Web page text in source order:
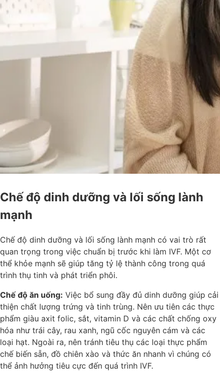
Chế độ dinh dưỡng và lối sống lành
mạnh
Chế độ dinh dưỡng và lối sống lành mạnh có vai trò rất
quan trọng trong việc chuẩn bị trước khi làm IVF. Một cơ
thể khỏe mạnh sẽ giúp tăng tỷ lệ thành công trong quá
trình thụ tinh và phát triển phôi.
Chế độ ăn uống: Việc bổ sung đầy đủ dinh dưỡng giúp cải
thiện chất lượng trứng và tinh trùng. Nên ưu tiên các thực
phẩm giàu axit folic, sắt, vitamin D và các chất chống oxy
hóa như trái cây, rau xanh, ngũ cốc nguyên cám và các
loại hạt. Ngoài ra, nên tránh tiêu thụ các loại thực phẩm
chế biến sẵn, đồ chiên xào và thức ăn nhanh vì chúng có
thể ảnh hưởng tiêu cực đến quá trình IVF.